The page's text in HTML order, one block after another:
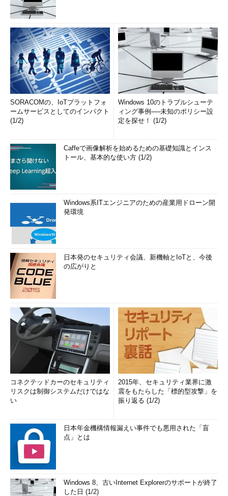
SORACOMの、IoTプラットフォ
ームサービスとしてのインパクト
(1/2)
Windows 10のトラブルシューテ
ィング事例──未知のポリシー設
定を探せ！ (1/2)
Caffeで画像解析を始めるための基礎知識とインス
トール、基本的な使い方 (1/2)
Windows系ITエンジニアのための産業用ドローン開
発環境
日本発のセキュリティ会議、新機軸とIoTと、今後
の広がりと
コネクテッドカーのセキュリティ
リスクは制御システムだけではな
い
2015年、セキュリティ業界に激
震をもたらした「標的型攻撃」を
振り返る (1/2)
日本年金機構情報漏えい事件でも悪用された「盲
点」とは
Windows 8、古いInternet Explorerのサポートが終了
した日 (1/2)